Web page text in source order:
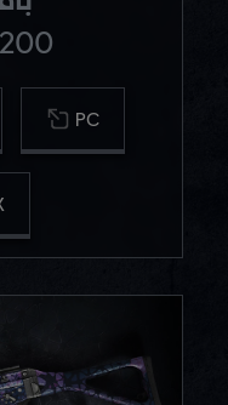
1200 من
PC